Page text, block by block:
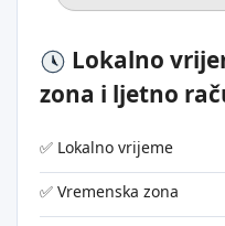
Lokalno
zona i ljetno
✅ Lokalno vrijeme
✅ Vremenska zona